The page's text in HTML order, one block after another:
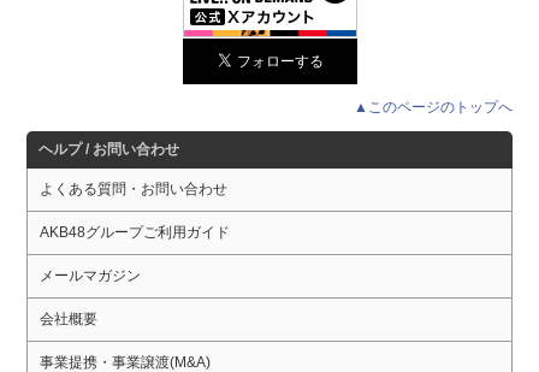
▲このページのトップへ
ヘルプ / お問い合わせ
よくある質問・お問い合わせ
AKB48グループご利用ガイド
メールマガジン
会社概要
事業提携・事業譲渡(M&A)